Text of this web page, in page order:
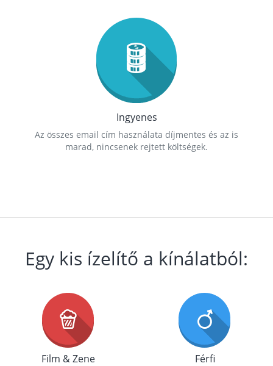
Ingyenes
Az összes email cím használata díjmentes és az is
marad, nincsenek rejtett költségek.
Egy kis ízelítő a kínálatból:
Film & Zene Férfi